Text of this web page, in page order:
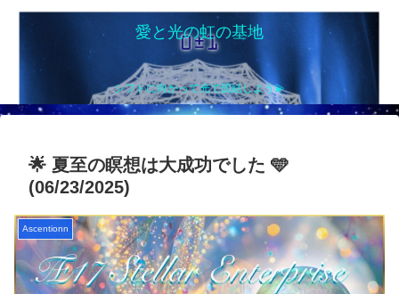
愛と光の虹の基地
シフトに向かって光で団結しよう💫
🌟 夏至の瞑想は大成功でした 🩵
(06/23/2025)
Ascentionn